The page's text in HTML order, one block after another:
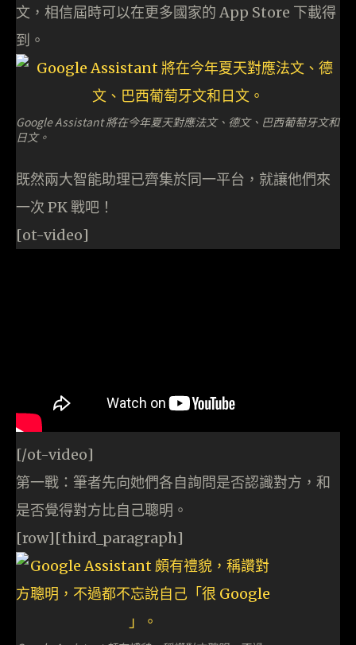
文，相信屆時可以在更多國家的 App Store 下載得
到。
Google Assistant 將在今年夏天對應法文、德文、巴西葡萄牙文和
日文。
既然兩大智能助理已齊集於同一平台，就讓他們來
一次 PK 戰吧！
[ot-video]
[/ot-video]
第一戰：筆者先向她們各自詢問是否認識對方，和
是否覺得對方比自己聰明。
[row][third_paragraph]